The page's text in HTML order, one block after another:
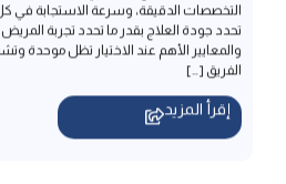
الفريق […]
إقرأ المزيد